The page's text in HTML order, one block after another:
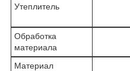
Утеплитель
Обработка
материала
Материал